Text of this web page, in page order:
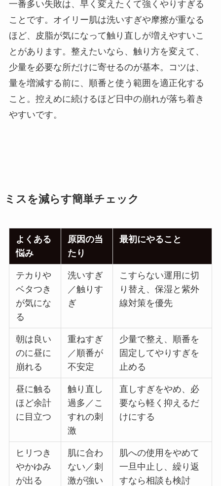
一番多い失敗は、早く変えたくて強くやりすぎる
ことです。オイリー肌は洗いすぎや摩擦が重なる
ほど、皮脂が気になって触り直しが増えやすいこ
とがあります。整えたいなら、触り方を変えて、
少量を必要な所だけに寄せるのが基本。コツは、
量を増減する前に、順番と使う範囲を適正化する
こと。控えめに続けるほど日中の崩れが落ち着き
やすいです。
ミスを減らす簡単チェック
よくある
悩み
原因の当
たり
最初にやること
テカりや
ベタつき
が気にな
る
洗いすぎ
／触りす
ぎ
こすらない運用に切
り替え、保湿と紫外
線対策を優先
朝は良い
のに昼に
崩れる
重ねすぎ
／順番が
不安定
少量で整え、順番を
固定してやりすぎを
止める
昼に触る
ほど余計
に目立つ
触り直し
過多／こ
すれの刺
激
直しすぎをやめ、必
要なら軽く抑えるだ
けにする
ヒリつき
やかゆみ
が出る
肌に合わ
ない／刺
激が強い
肌への使用をやめて
一旦中止し、繰り返
すなら相談も検討